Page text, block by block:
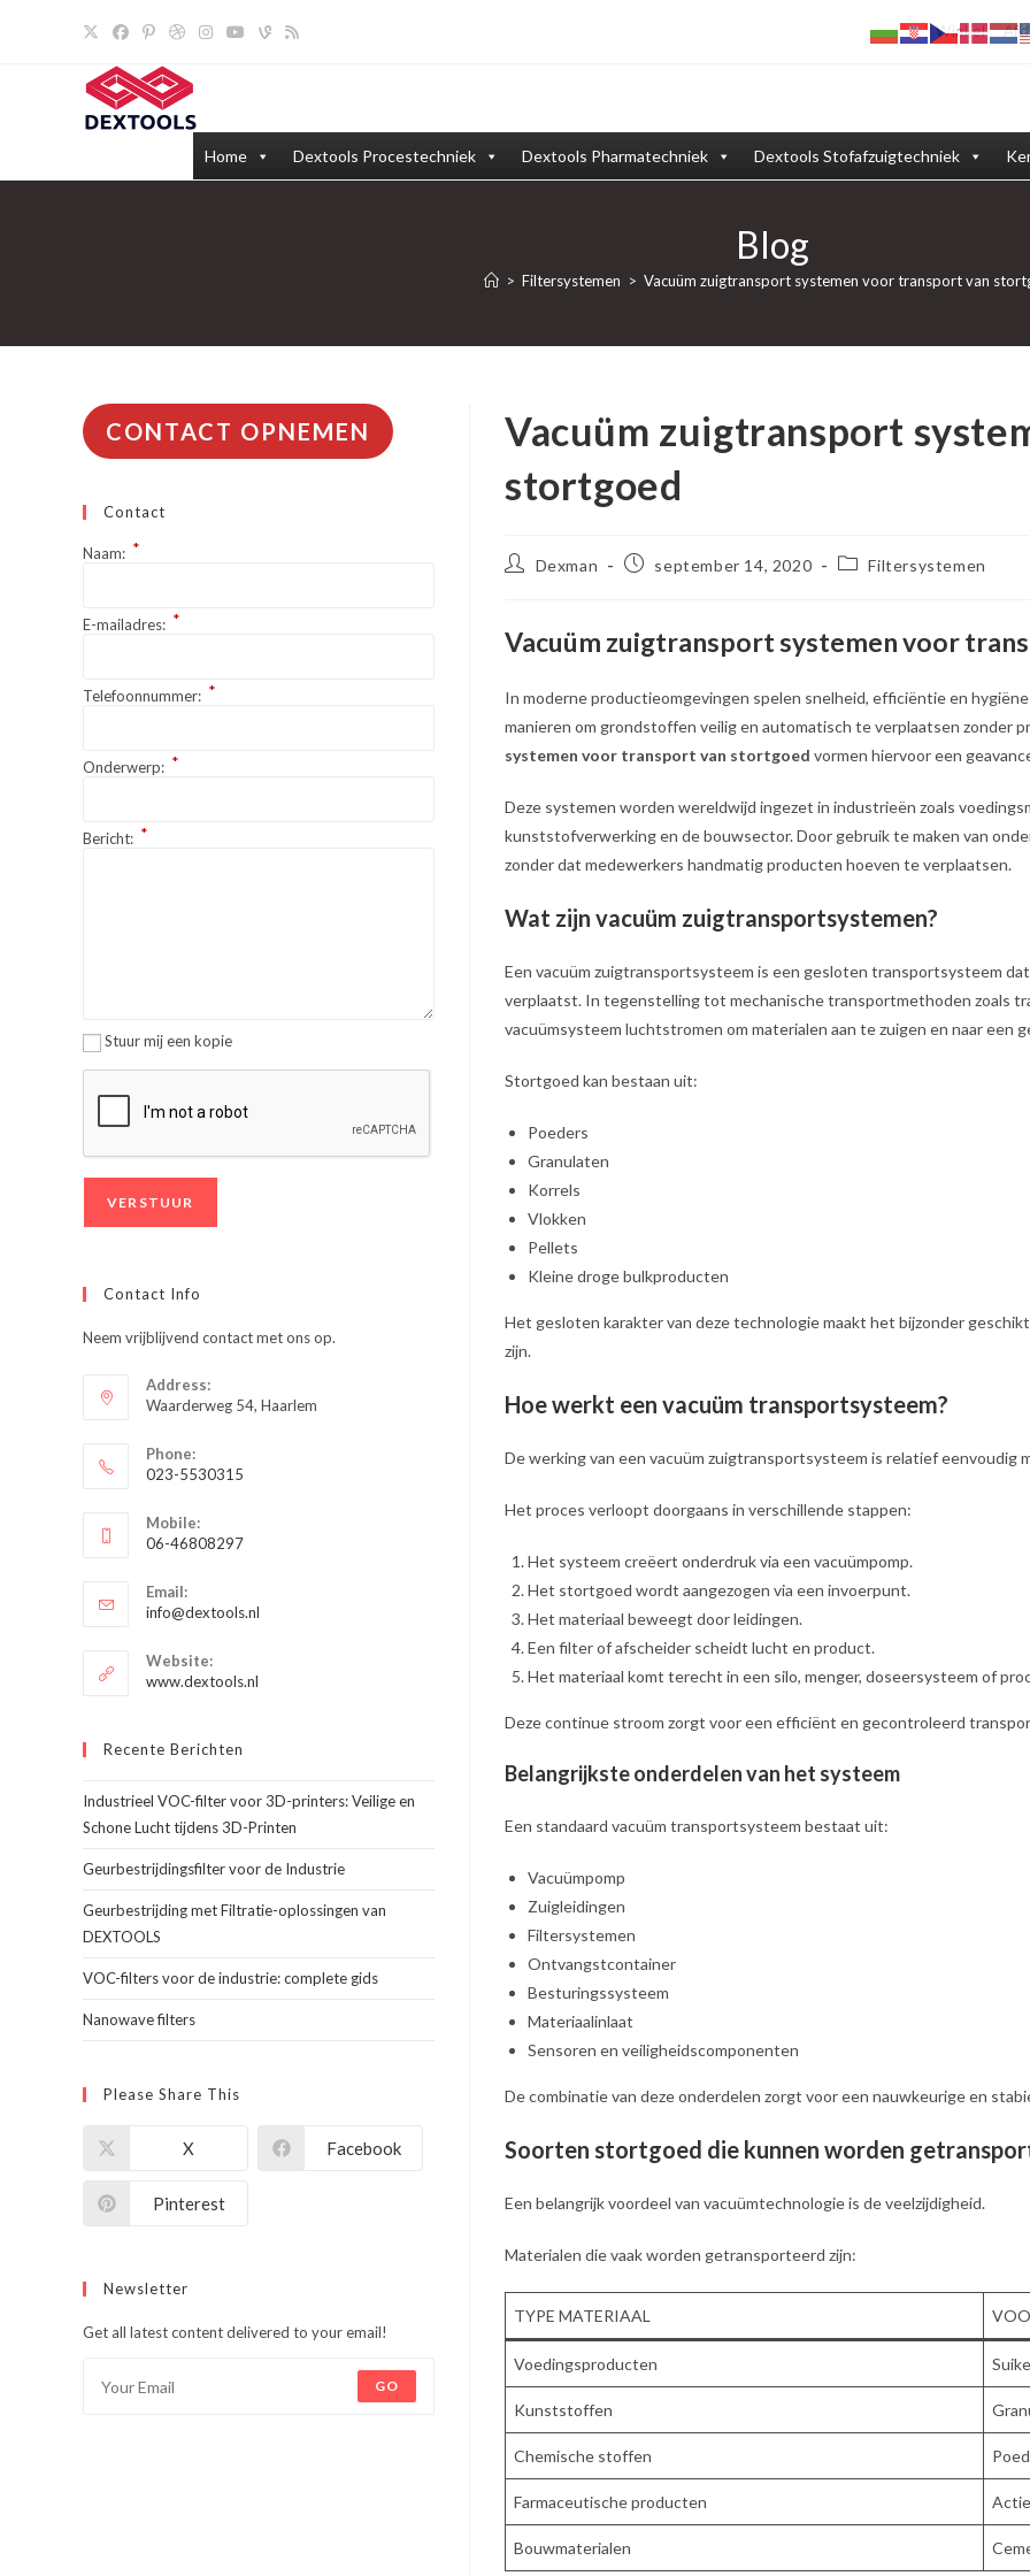
Winkel
Home Dextools Procestechniek Dextools Pharmatechniek Dextools Stofafzuigtechniek
Blog
> Filtersystemen > Vacuüm zuigtransport systemen voor transport van
Vacuüm zuigtransport
stortgoed
BerichtDexman
Berichtseptember 14, 2020 Berichtcategorie:
Filtersystemen
Vacuüm zuigtransport systemen voor
In moderne productieomgevingen spelen snelheid, efficiëntie en
manieren om grondstoffen veilig en automatisch te verplaatsen zonder
systemen voor transport van stortgoed vormen hiervoor een
Deze systemen worden wereldwijd ingezet in industrieën zoals
kunststofverwerking en de bouwsector. Door gebruik te maken van
zonder dat medewerkers handmatig producten hoeven te verplaatsen.
Wat zijn vacuüm zuigtransportsystemen?
Een vacuüm zuigtransportsysteem is een gesloten transportsysteem
verplaatst. In tegenstelling tot mechanische transportmethoden zoals
vacuümsysteem luchtstromen om materialen aan te zuigen en naar
Stortgoed kan bestaan uit:
Poeders
Granulaten
Korrels
Vlokken
Pellets
Kleine droge bulkproducten
Het gesloten karakter van deze technologie maakt het bijzonder
zijn.
Hoe werkt een vacuüm transportsysteem?
De werking van een vacuüm zuigtransportsysteem is relatief eenvoudig
Het proces verloopt doorgaans in verschillende stappen:
Het systeem creëert onderdruk via een vacuümpomp.
Het stortgoed wordt aangezogen via een invoerpunt.
Het materiaal beweegt door leidingen.
Een filter of afscheider scheidt lucht en product.
Het materiaal komt terecht in een silo, menger, doseersysteem of
Deze continue stroom zorgt voor een efficiënt en gecontroleerd
Belangrijkste onderdelen van het systeem
Een standaard vacuüm transportsysteem bestaat uit:
Vacuümpomp
Zuigleidingen
Filtersystemen
Ontvangstcontainer
Besturingssysteem
Materiaalinlaat
Sensoren en veiligheidscomponenten
De combinatie van deze onderdelen zorgt voor een nauwkeurige en
Soorten stortgoed die kunnen worden
Een belangrijk voordeel van vacuümtechnologie is de veelzijdigheid.
Materialen die vaak worden getransporteerd zijn:
TYPE MATERIAAL
Voedingsproducten
Kunststoffen
Chemische stoffen
Farmaceutische producten
Bouwmaterialen
CONTACT OPNEMEN
Contact
Naam: *
E-mailadres: *
Telefoonnummer: *
Onderwerp: *
Bericht: *
Stuur mij een kopie
Contact Info
Neem vrijblijvend contact met ons op.
Address:
Waarderweg 54, Haarlem
Phone:
023-5530315
in
je
toepassing
Mobile:
06-46808297
in
je
toepassing
Email:
info@dextools.nl
Website:
www.dextools.nl
Recente Berichten
Industrieel VOC-filter voor 3D-printers: Veilige en
Schone Lucht tijdens 3D-Printen
Geurbestrijdingsfilter voor de Industrie
Geurbestrijding met Filtratie-oplossingen van
DEXTOOLS
VOC-filters voor de industrie: complete gids
Nanowave filters
Please Share This
X Facebook
Pinterest
Newsletter
Get all latest content delivered to your email!
GO